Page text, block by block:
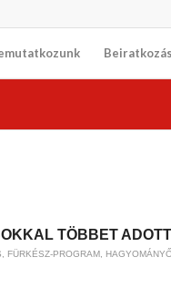
Beiratkozás
TÖBBET
FÜRKÉSZ-PROGRAM